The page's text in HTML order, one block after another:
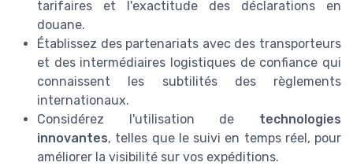
tarifaires et l'exactitude des déclarations en
douane.
Établissez des partenariats avec des transporteurs
et des intermédiaires logistiques de confiance qui
connaissent les subtilités des règlements
internationaux.
Considérez l'utilisation de technologies
innovantes, telles que le suivi en temps réel, pour
améliorer la visibilité sur vos expéditions.